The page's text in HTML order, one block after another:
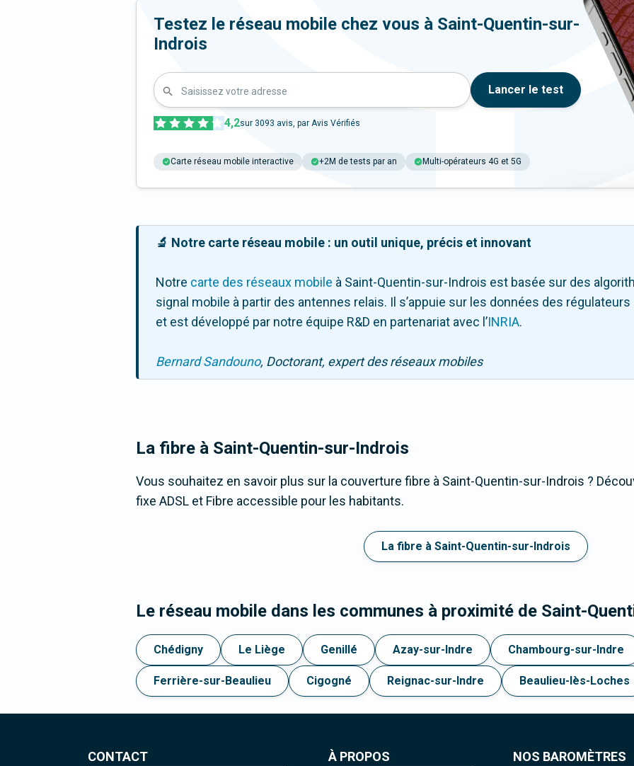
Testez le réseau mobile chez vous à Saint-Quentin-sur-
Indrois
Saisissez votre adresse Lancer le test
4,2sur 3093 avis, par Avis Vérifiés
Carte réseau mobile interactive +2M de tests par an Multi-opérateurs 4G et 5G
🔬 Notre carte réseau mobile : un outil unique, précis et innovant
Notre carte des réseaux mobile à Saint-Quentin-sur-Indrois est basée sur des
signal mobile à partir des antennes relais. Il s’appuie sur les données des régulateurs
et est développé par notre équipe R&D en partenariat avec l ’INRIA.
Bernard Sandouno, Doctorant, expert des réseaux mobiles
La fibre à Saint-Quentin-sur-Indrois
Vous souhaitez en savoir plus sur la couverture fibre à Saint-Quentin-sur-Indrois ?
fixe ADSL et Fibre accessible pour les habitants.
La fibre à Saint-Quentin-sur-Indrois
Le réseau mobile dans les communes à proximité de Saint-
Chédigny Le Liège Genillé Azay-sur-Indre Chambourg-sur-Indre
Ferrière-sur-Beaulieu Cigogné Reignac-sur-Indre Beaulieu-lès-Loches
CONTACT À PROPOS NOS BAROMÈTRES